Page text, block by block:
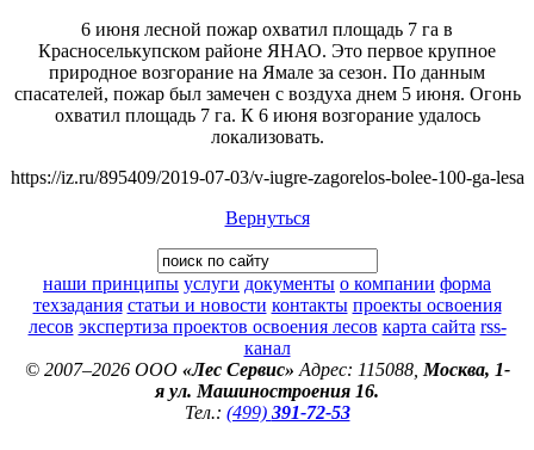
6 июня лесной пожар охватил площадь 7 га в
Красноселькупском районе ЯНАО. Это первое крупное
природное возгорание на Ямале за сезон. По данным
спасателей, пожар был замечен с воздуха днем 5 июня. Огонь
охватил площадь 7 га. К 6 июня возгорание удалось
локализовать.
https://iz.ru/895409/2019-07-03/v-iugre-zagorelos-bolee-100-ga-lesa
Вернуться
наши принципы услуги документы о компании форма
техзадания статьи и новости контакты проекты освоения
лесов экспертиза проектов освоения лесов карта сайта rss-
канал
© 2007–2026 ООО «Лес Сервис» Адрес: 115088, Москва, 1-
я ул. Машиностроения 16.
Тел.: (499) 391-72-53